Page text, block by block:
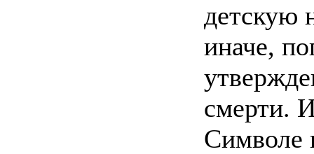
детскую
иначе,
смерти.
Символе